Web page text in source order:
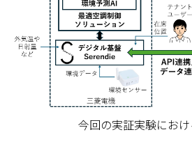
今回の実証実験にお